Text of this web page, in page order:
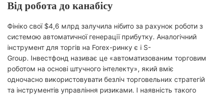
Від робота до канабісу
Фініко свої $4,6 млрд залучила нібито за рахунок роботи з
системою автоматичної генерації прибутку. Аналогічний
інструмент для торгів на Forex-ринку є і S-
Group. Інвестфонд називає це «автоматизованим торговим
роботом на основі штучного інтелекту», який вміє
одночасно використовувати безліч торговельних стратегій
та інструментів управління ризиками. І наявність такого